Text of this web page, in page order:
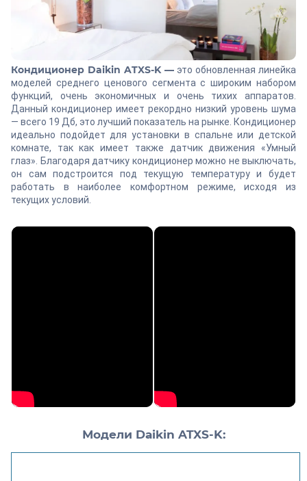
Кондиционер Daikin ATXS-K — это обновленная линейка
моделей среднего ценового сегмента с широким набором
функций, очень экономичных и очень тихих аппаратов.
Данный кондиционер имеет рекордно низкий уровень шума
— всего 19 Дб, это лучший показатель на рынке. Кондиционер
идеально подойдет для установки в спальне или детской
комнате, так как имеет также датчик движения «Умный
глаз». Благодаря датчику кондиционер можно не выключать,
он сам подстроится под текущую температуру и будет
работать в наиболее комфортном режиме, исходя из
текущих условий.
Модели Daikin ATXS-K: